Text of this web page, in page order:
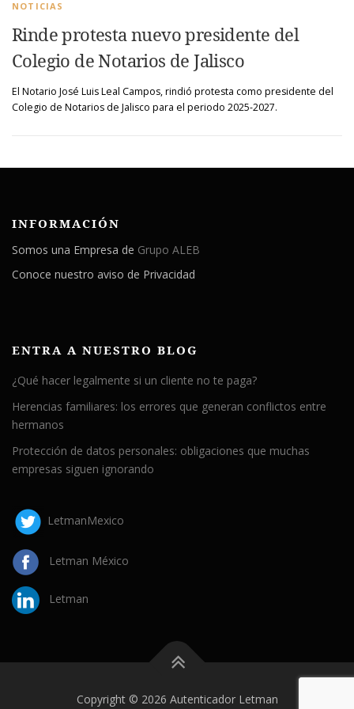
NOTICIAS
Rinde protesta nuevo presidente del
Colegio de Notarios de Jalisco
El Notario José Luis Leal Campos, rindió protesta como presidente del
Colegio de Notarios de Jalisco para el periodo 2025-2027.
INFORMACIÓN
Somos una Empresa de Grupo ALEB
Conoce nuestro aviso de Privacidad
ENTRA A NUESTRO BLOG
¿Qué hacer legalmente si un cliente no te paga?
Herencias familiares: los errores que generan conflictos entre
hermanos
Protección de datos personales: obligaciones que muchas
empresas siguen ignorando
LetmanMexico
Letman México
Letman
Copyright © 2026 Autenticador Letman